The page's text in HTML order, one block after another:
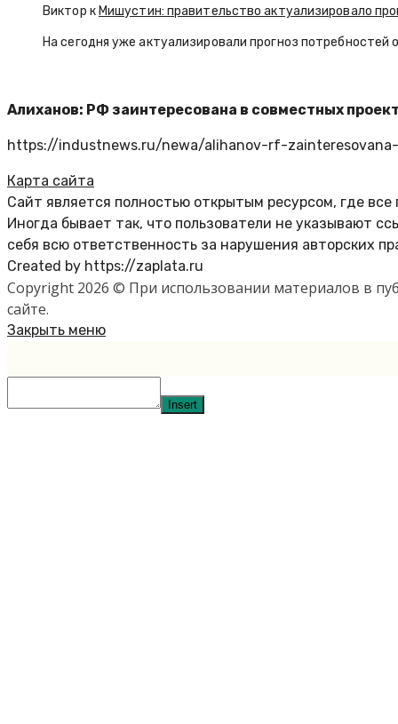
Виктор кМишустин: правительство актуализировало
На сегодня уже актуализировали прогноз
Алиханов: РФ заинтересована в совместных
https://industnews.ru/newa/alihanov-rf-
Карта сайта
Сайт является полностью открытым ресурсом, где
Иногда бывает так, что пользователи не указывают
себя всю ответственность за нарушения авторских
Created by https://zaplata.ru
Copyright 2026 © При использовании материалов в
сайте.
Закрыть меню
Insert